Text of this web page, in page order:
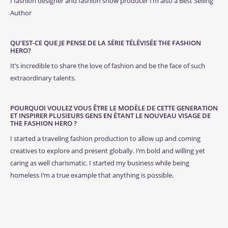
Author
QU’EST-CE QUE JE PENSE DE LA SÉRIE TÉLÉVISÉE THE FASHION
HERO?
It’s incredible to share the love of fashion and be the face of such
extraordinary talents.
POURQUOI VOULEZ VOUS ÊTRE LE MODÈLE DE CETTE GENERATION
ET INSPIRER PLUSIEURS GENS EN ÉTANT LE NOUVEAU VISAGE DE
THE FASHION HERO ?
I started a traveling fashion production to allow up and coming
creatives to explore and present globally. I’m bold and willing yet
caring as well charismatic. I started my business while being
homeless I’m a true example that anything is possible.